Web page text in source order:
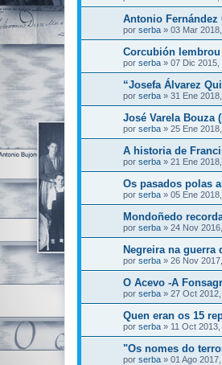
Antonio
por serba » 03 Mar
Corcubión
por serba » 07 Dic 2015,
“Josefa Álvarez
por serba » 31 Ene
José Varela Bouza
por serba » 25 Ene
A historia de
por serba » 21 Ene
Os pasados polas
por serba » 05 Ene
Mondoñedo
por serba » 24 Nov
Negreira na guerra
por serba » 26 Nov
O Acevo -A
por serba » 27 Oct
Quen eran os 15
por serba » 11 Oct
"Os nomes do
por serba » 01 Ago